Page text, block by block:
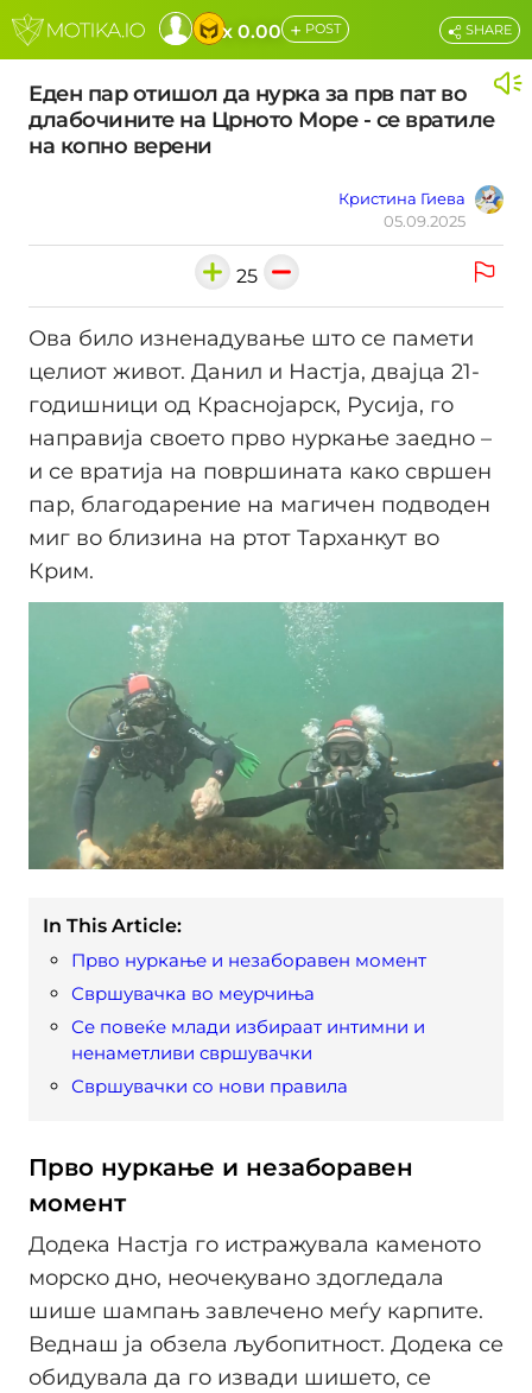
x 0.00 + POST
Еден пар отишол да нурка за прв пат во
длабочините на Црното Море - се вратиле
на копно верени
Кристина Гиева
05.09.2025
SHARE
25
Ова било изненадување што се памети
целиот живот. Данил и Настја, двајца 21-
годишници од Краснојарск, Русија, го
направија своето прво нуркање заедно –
и се вратија на површината како свршен
пар, благодарение на магичен подводен
миг во близина на ртот Тарханкут во
Крим.
In This Article:
Прво нуркање и незаборавен момент
Свршувачка во меурчиња
Се повеќе млади избираат интимни и
ненаметливи свршувачки
Свршувачки со нови правила
Прво нуркање и незаборавен
момент
Додека Настја го истражувала каменото
морско дно, неочекувано здогледала
шише шампањ завлечено меѓу карпите.
Веднаш ја обзела љубопитност. Додека се
обидувала да го извади шишето, се